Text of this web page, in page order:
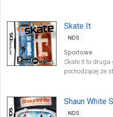
Skate It
NDS
Sportowe
Skate It to druga
pochodzącej ze
znanego przez
Shaun White
NDS